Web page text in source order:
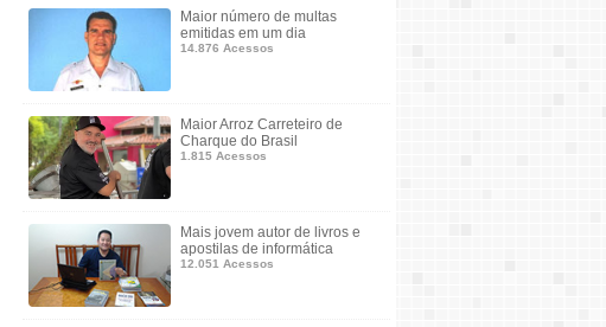
Maior número de multas
emitidas em um dia
14.876 Acessos
Maior Arroz Carreteiro de
Charque do Brasil
1.815 Acessos
Mais jovem autor de livros e
apostilas de informática
12.051 Acessos